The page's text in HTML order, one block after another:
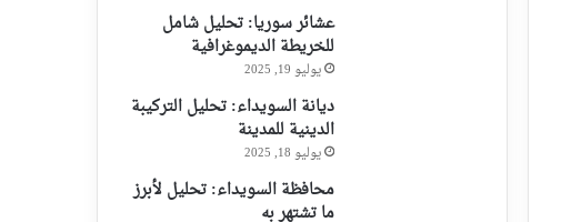
عشائر سوريا: تحليل شامل
للخريطة الديموغرافية
يوليو 19, 2025
ديانة السويداء: تحليل التركيبة
الدينية للمدينة
يوليو 18, 2025
محافظة السويداء: تحليل لأبرز
ما تشتهر به